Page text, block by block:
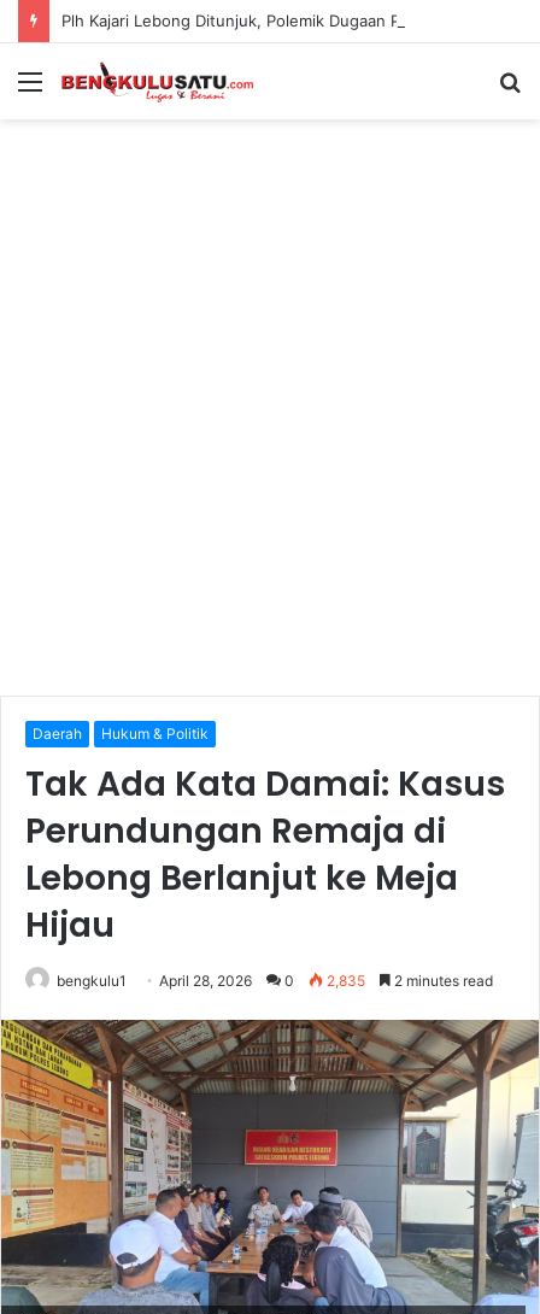
Menu
Daerah Hukum & Politik
Tak Ada Kata Damai: Kasus
Perundungan Remaja di
Lebong Berlanjut ke Meja
Hijau
bengkulu1 April 28, 2026 0 2,835 2 minutes read